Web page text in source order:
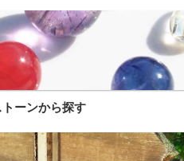
ーンから探す